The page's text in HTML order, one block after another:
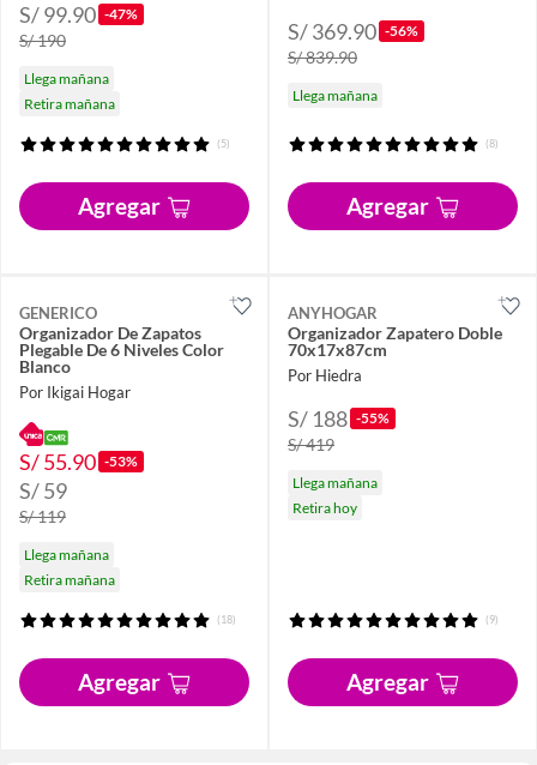
S/ 99.90 -47%
S/ 190
Llega mañana
Retira mañana
(5)
Agregar
S/ 369.90 -56%
S/ 839.90
Llega mañana
(8)
Agregar
GENERICO
Organizador De Zapatos
Plegable De 6 Niveles Color
Blanco
Por Ikigai Hogar
S/ 55.90 -53%
S/ 59
S/ 119
Llega mañana
Retira mañana
(18)
Agregar
ANYHOGAR
Organizador Zapatero Doble
70x17x87cm
Por Hiedra
S/ 188 -55%
S/ 419
Llega mañana
Retira hoy
(9)
Agregar